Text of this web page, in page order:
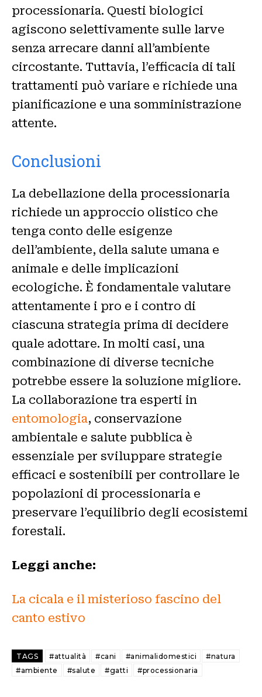
processionaria. Questi biologici
agiscono selettivamente sulle larve
senza arrecare danni all’ambiente
circostante. Tuttavia, l’efficacia di tali
trattamenti può variare e richiede una
pianificazione e una somministrazione
attente.
Conclusioni
La debellazione della processionaria
richiede un approccio olistico che
tenga conto delle esigenze
dell’ambiente, della salute umana e
animale e delle implicazioni
ecologiche. È fondamentale valutare
attentamente i pro e i contro di
ciascuna strategia prima di decidere
quale adottare. In molti casi, una
combinazione di diverse tecniche
potrebbe essere la soluzione migliore.
La collaborazione tra esperti in
entomologia, conservazione
ambientale e salute pubblica è
essenziale per sviluppare strategie
efficaci e sostenibili per controllare le
popolazioni di processionaria e
preservare l’equilibrio degli ecosistemi
forestali.
Leggi anche:
La cicala e il misterioso fascino del
canto estivo
TAGS #attualità #cani #animalidomestici
#natura
#ambiente
#salute #gatti #processionaria